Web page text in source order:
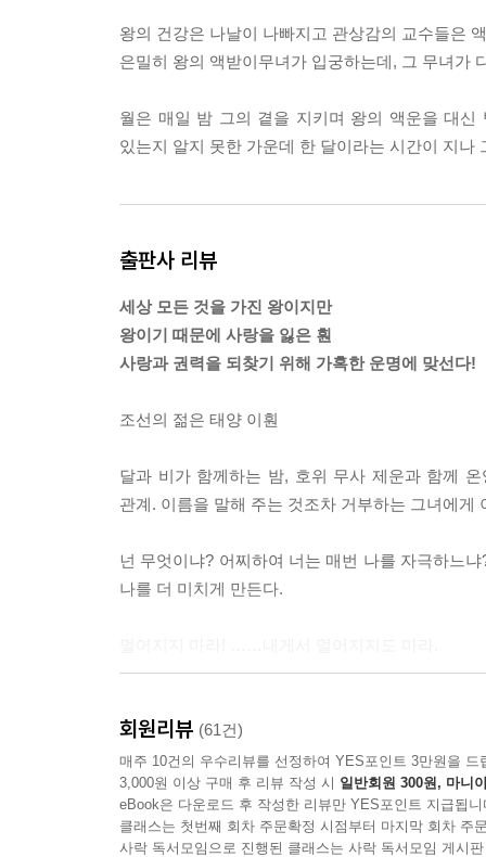
왕의 건강은 나날이 나빠지고 관상감의 교수들은
은밀히 왕의 액받이무녀가 입궁하는데, 그 무녀가
월은 매일 밤 그의 곁을 지키며 왕의 액운을 대
있는지 알지 못한 가운데 한 달이라는 시간이 지
출판사 리뷰
세상 모든 것을 가진 왕이지만
왕이기 때문에 사랑을 잃은 훤
사랑과 권력을 되찾기 위해 가혹한 운명에 맞선다!
조선의 젊은 태양 이훤
달과 비가 함께하는 밤, 호위 무사 제운과 함께
관계. 이름을 말해 주는 것조차 거부하는 그녀에
넌 무엇이냐? 어찌하여 너는 매번 나를 자극하느
나를 더 미치게 만든다.
이름조차 가질 수 없는 존재. 훤을 만나고 월이
실타래처럼 엉켜 버린 운명, 비밀스러운 과거를 숨
매일을 울었다 말하리까. 눈물로 내를 만들고,
회원리뷰 (61건)
매주 10건의 우수리뷰를 선정하여 YES포인트 3만원을 드
3,000원 이상 구매 후 리뷰 작성 시 일반회원 300원, 마니
eBook은 다운로드 후 작성한 리뷰만 YES포인트 지급됩니
클래스는 첫번째 회차 주문확정 시점부터 마지막 회차 주
사락 독서모임으로 진행된 클래스는 사락 독서모임 게시